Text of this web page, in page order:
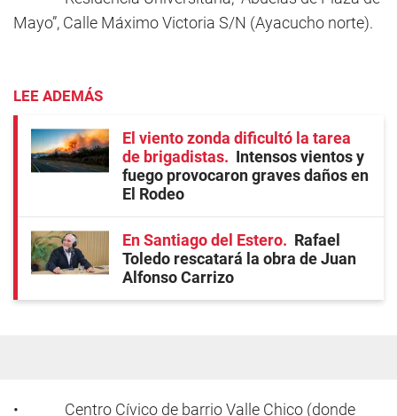
Mayo”, Calle Máximo Victoria S/N (Ayacucho norte).
LEE ADEMÁS
El viento zonda dificultó la tarea
de brigadistas
Intensos vientos y
fuego provocaron graves daños en
El Rodeo
En Santiago del Estero
Rafael
Toledo rescatará la obra de Juan
Alfonso Carrizo
• Centro Cívico de barrio Valle Chico (donde